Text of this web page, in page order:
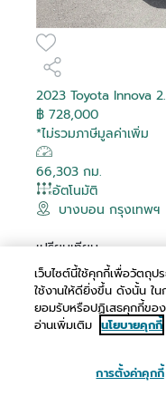
2023 Toyota Innova
฿ 728,000
*ไม่รวมภาษีมูลค่าเพิ่ม
66,303 กม.
อัตโนมัติ
บางบอน กรุงเทพฯ
เปรียบเทียบ
ผ่อนเริ่มต้น
฿ 14,064 /เดือน
เว็บไซต์นี้ใช้คุกกี้เพื่อวัตถุป
ใช้งานให้ดียิ่งขึ้น ดังนั้น ใน
ยอมรับหรือปฏิเสธคุกกี้ขอ
อ่านเพิ่มเติม นโยบายคุกกี้
การตั้งค่าคุกกี้